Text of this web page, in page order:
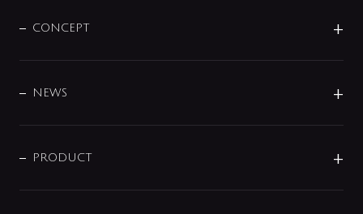
CONCEPT
DESIGN
NEWS
商品に関して
PRODUCT